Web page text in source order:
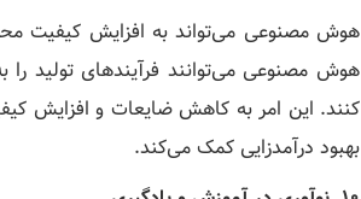
هوش مصنوعی می‌تواند به افزایش کیفیت
هوش مصنوعی می‌توانند فرآیندهای تولید
کنند. این امر به کاهش ضایعات و افزایش
بهبود درآمدزایی کمک می‌کند.